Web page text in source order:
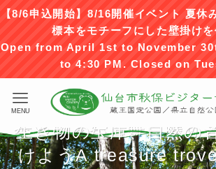
【8/6申込開始】8/16開催イベント 夏
標本をモチーフにした壁掛けを
Open from April 1st to November
to 4:30 PM. Closed on
MENU
森や山々から舞い降り
恵みThe blessings
生き物の宝庫、自然の
けようA treasure
森と山との一体感を
Let's immerse
森や山々から舞い降り
恵みThe blessings